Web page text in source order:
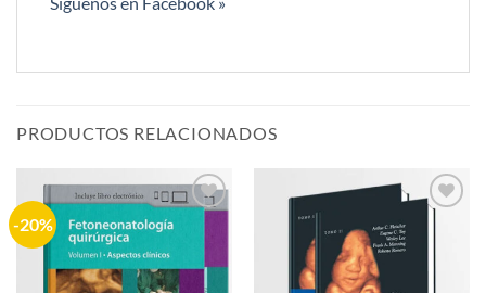
PRODUCTOS RELACIONADOS
-20%
deseos